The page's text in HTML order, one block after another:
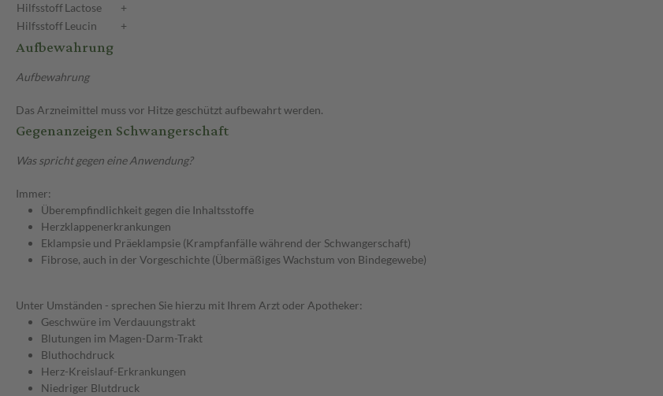
HilfsstoffLactose
+
HilfsstoffLeucin +
Aufbewahrung
Aufbewahrung
Das Arzneimittel muss vor Hitze geschützt aufbewahrt werden.
Gegenanzeigen Schwangerschaft
Was spricht gegen eine Anwendung?
Immer:
Überempfindlichkeit gegen die Inhaltsstoffe
Herzklappenerkrankungen
Eklampsie und Präeklampsie (Krampfanfälle während der Schwangerschaft)
Fibrose, auch in der Vorgeschichte (Übermäßiges Wachstum von Bindegewebe)
Unter Umständen - sprechen Sie hierzu mit Ihrem Arzt oder Apotheker:
Geschwüre im Verdauungstrakt
Blutungen im Magen-Darm-Trakt
Bluthochdruck
Herz-Kreislauf-Erkrankungen
Niedriger Blutdruck